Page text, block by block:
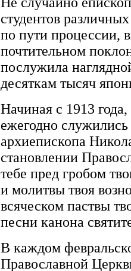
студентов
по пути процессии,
почтительном
послужила
десяткам тысяч
Начиная с 1913
ежегодно
архиепископа
становлении
тебе пред гробом
и молитвы твоя
всяческом паствы
песни канона
В каждом
Православной